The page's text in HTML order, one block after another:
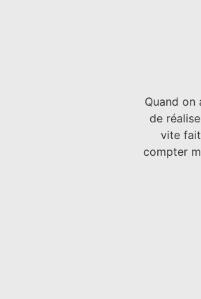
Quand on
de
vite fait
compter